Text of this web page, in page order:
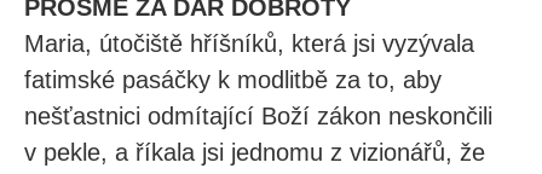
PROSME ZA DAR DOBROTY
Maria, útočiště hříšníků, která jsi vyzývala
fatimské pasáčky k modlitbě za to, aby
nešťastnici odmítající Boží zákon neskončili
v pekle, a říkala jsi jednomu z vizionářů, že